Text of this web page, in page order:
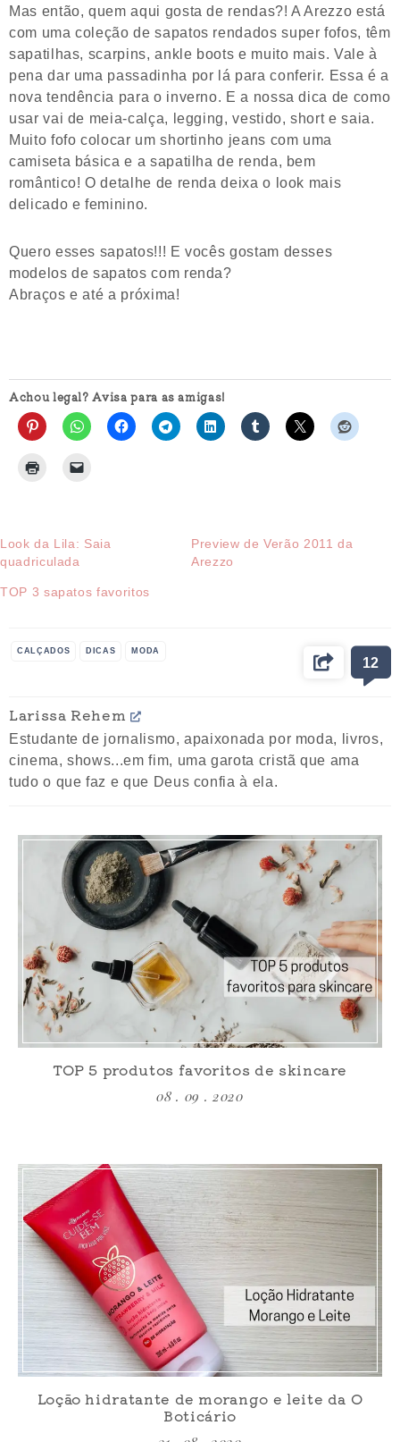
Mas então, quem aqui gosta de rendas?! A Arezzo está
com uma coleção de sapatos rendados super fofos, têm
sapatilhas, scarpins, ankle boots e muito mais. Vale à
pena dar uma passadinha por lá para conferir. Essa é a
nova tendência para o inverno. E a nossa dica de como
usar vai de meia-calça, legging, vestido, short e saia.
Muito fofo colocar um shortinho jeans com uma
camiseta básica e a sapatilha de renda, bem
romântico! O detalhe de renda deixa o look mais
delicado e feminino.
Quero esses sapatos!!! E vocês gostam desses
modelos de sapatos com renda?
Abraços e até a próxima!
Achou legal? Avisa para as amigas!
Look da Lila: Saia
quadriculada
Preview de Verão 2011 da
Arezzo
TOP 3 sapatos favoritos
CALÇADOS DICAS MODA
12
Larissa Rehem
Estudante de jornalismo, apaixonada por moda, livros,
cinema, shows...em fim, uma garota cristã que ama
tudo o que faz e que Deus confia à ela.
TOP 5 produtos favoritos de skincare
08 . 09 . 2020
Loção hidratante de morango e leite da O
Boticário